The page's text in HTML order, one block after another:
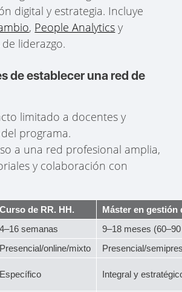
digital y estrategia. Incluye
, People Analytics y
liderazgo.
de establecer una red de
limitado a docentes y
programa.
a una red profesional amplia,
y colaboración con
Curso de RR. HH.
Máster en gestión
4–16 semanas
9–18 meses
Presencial/online/mixto
Presencial/
Específico Integral y